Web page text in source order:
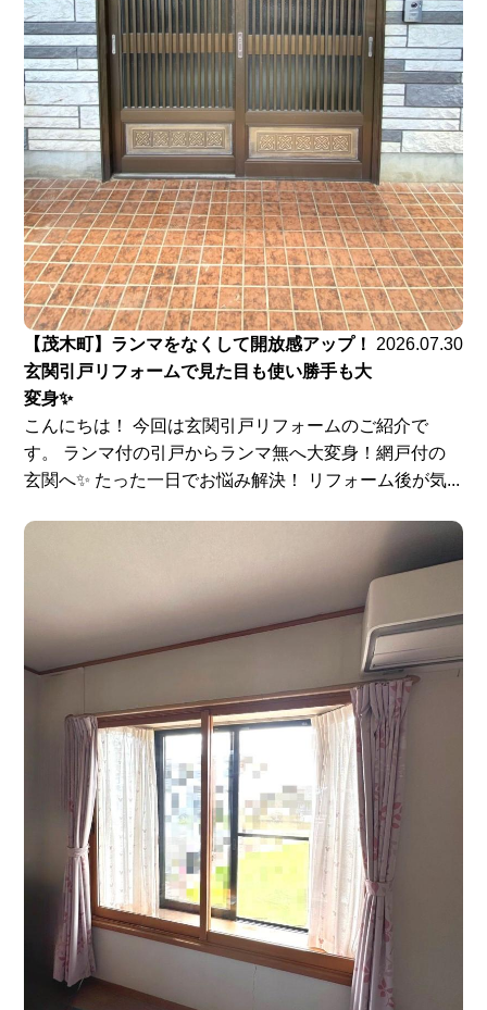
【茂木町】ランマをなくして開放感アップ！
玄関引戸リフォームで見た目も使い勝手も大
変身✨
2026.07.30
こんにちは！ 今回は玄関引戸リフォームのご紹介で
す。 ランマ付の引戸からランマ無へ大変身！網戸付の
玄関へ✨ たった一日でお悩み解決！ リフォーム後が気...